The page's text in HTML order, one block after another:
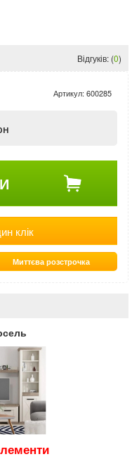
Відгуків: (0)
Артикул: 600285
клік
Миттєва розстрочка